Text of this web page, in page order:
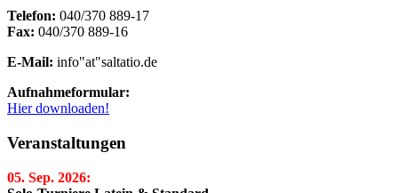
Telefon: 040/370 889-17
Fax: 040/370 889-16
E-Mail: info"at"saltatio.de
Aufnahmeformular:
Hier downloaden!
Veranstaltungen
05. Sep. 2026: